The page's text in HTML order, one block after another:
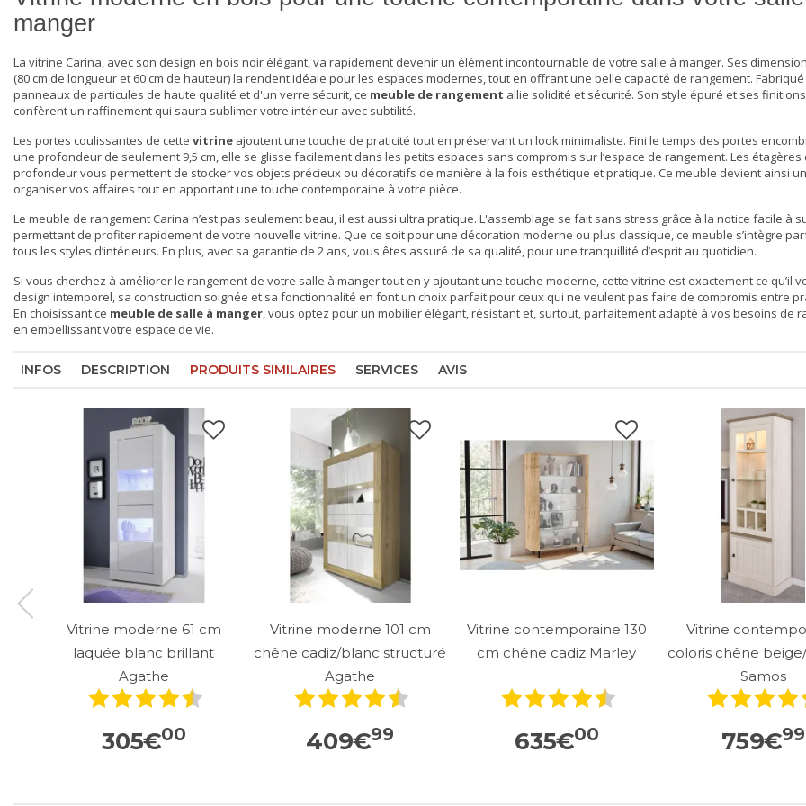
manger
La vitrine Carina, avec son design en bois noir élégant, va rapidement devenir un élément incontournable de votre salle à manger. Ses
(80 cm de longueur et 60 cm de hauteur) la rendent idéale pour les espaces modernes, tout en offrant une belle capacité de rangement.
panneaux de particules de haute qualité et d'un verre sécurit, ce meuble de rangement allie solidité et sécurité. Son style épuré et ses
confèrent un raffinement qui saura sublimer votre intérieur avec subtilité.
Les portes coulissantes de cette vitrine ajoutent une touche de praticité tout en préservant un look minimaliste. Fini le temps des portes
une profondeur de seulement 9,5 cm, elle se glisse facilement dans les petits espaces sans compromis sur l’espace de rangement. Les étagères
profondeur vous permettent de stocker vos objets précieux ou décoratifs de manière à la fois esthétique et pratique. Ce meuble devient ainsi
organiser vos affaires tout en apportant une touche contemporaine à votre pièce.
Le meuble de rangement Carina n’est pas seulement beau, il est aussi ultra pratique. L'assemblage se fait sans stress grâce à la notice facile à
permettant de profiter rapidement de votre nouvelle vitrine. Que ce soit pour une décoration moderne ou plus classique, ce meuble s’intègre
tous les styles d’intérieurs. En plus, avec sa garantie de 2 ans, vous êtes assuré de sa qualité, pour une tranquillité d’esprit au quotidien.
Si vous cherchez à améliorer le rangement de votre salle à manger tout en y ajoutant une touche moderne, cette vitrine est exactement ce qu’il
design intemporel, sa construction soignée et sa fonctionnalité en font un choix parfait pour ceux qui ne veulent pas faire de compromis entre
En choisissant ce meuble de salle à manger, vous optez pour un mobilier élégant, résistant et, surtout, parfaitement adapté à vos besoins de
en embellissant votre espace de vie.
INFOS DESCRIPTION PRODUITS SIMILAIRES SERVICES AVIS
Vitrine moderne 61 cm
laquée blanc brillant
Agathe
305€00
Vitrine moderne 101 cm
chêne cadiz/blanc structuré
Agathe
409€99
Vitrine contemporaine 130
cm chêne cadiz Marley
635€00
Vitrine
coloris chêne
Samos
759€99